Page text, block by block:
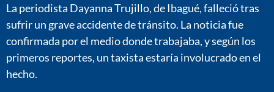
La periodista Dayanna Trujillo, de Ibagué, falleció tras
sufrir un grave accidente de tránsito. La noticia fue
confirmada por el medio donde trabajaba, y según los
primeros reportes, un taxista estaría involucrado en el
hecho.